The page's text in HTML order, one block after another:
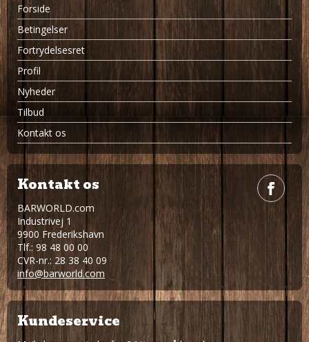
Forside
Betingelser
Fortrydelsesret
Profil
Nyheder
Tilbud
Kontakt os
Kontakt os
BARWORLD.com
Industrivej 1
9900 Frederikshavn
Tlf.: 98 48 00 00
CVR-nr.: 28 38 40 09
info@barworld.com
Kundeservice